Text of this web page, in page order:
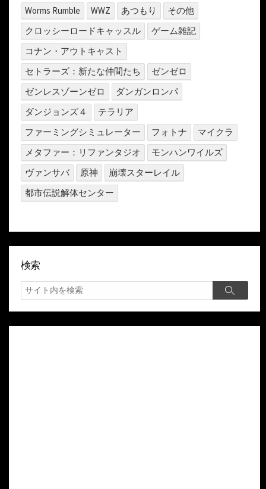
Worms Rumble
WWZ あつもり
その他
クロッシーロードキャッスル
ゲーム雑記
コナン・アウトキャスト
セトラーズ：新たな仲間たち
ゼンゼロ
ゼンレスゾーンゼロ
ダンガンロンパ
ダンジョンズ４
テラリア
ファーミングシミュレーター
フォトナ
マイクラ
メタファー：リファンタジオ
モンハンワイルズ
ヴァンサバ
原神
崩壊スターレイル
都市伝説解体センター
検索
検
索
検